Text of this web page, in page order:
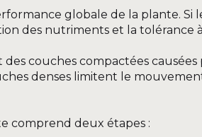
globale de la plante. Si
des nutriments et la tolérance
couches compactées causées
denses limitent le
comprend deux étapes :